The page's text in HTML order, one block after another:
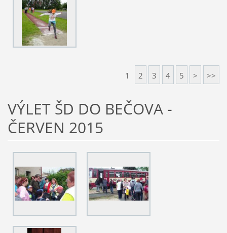
1 2 3 4 5 > >>
VÝLET ŠD DO BEČOVA -
ČERVEN 2015